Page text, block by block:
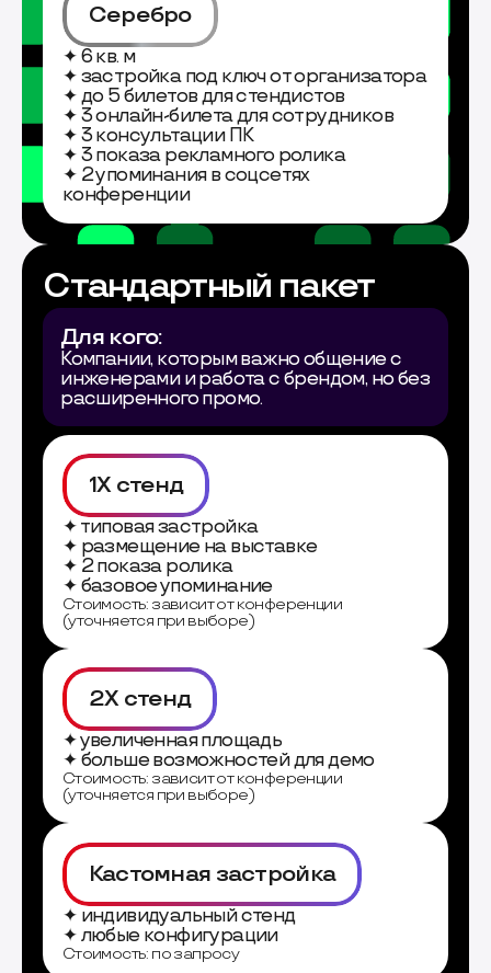
Серебро
✦ 6 кв. м
✦ застройка под ключ от организатора
✦ до 5 билетов для стендистов
✦ 3 онлайн-билета для сотрудников
✦ 3 консультации ПК
✦ 3 показа рекламного ролика
✦ 2 упоминания в соцсетях
конференции
Стандартный пакет
Для кого:
Компании, которым важно общение с
инженерами и работа с брендом, но без
расширенного промо.
1X стенд
✦ типовая застройка
✦ размещение на выставке
✦ 2 показа ролика
✦ базовое упоминание
Стоимость: зависит от конференции
(уточняется при выборе)
2X стенд
✦ увеличенная площадь
✦ больше возможностей для демо
Стоимость: зависит от конференции
(уточняется при выборе)
Кастомная застройка
✦ индивидуальный стенд
✦ любые конфигурации
Стоимость: по запросу